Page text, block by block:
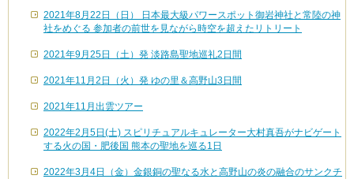
2021年8月22日（日） 日本最大級パワースポット御岩神社と常陸の神
社をめぐる 参加者の前世を見ながら時空を超えたリトリート
2021年9月25日（土）発 淡路島聖地巡礼2日間
2021年11月2日（火）発 ゆの里＆高野山3日間
2021年11月出雲ツアー
2022年2月5日(土) スピリチュアルキュレーター大村真吾がナビゲート
する火の国・肥後国 熊本の聖地を巡る1日
2022年3月4日（金）金銀銅の聖なる水と高野山の炎の融合のサンクチ